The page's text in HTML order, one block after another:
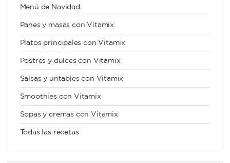
Menú de Navidad
Panes y masas con Vitamix
Platos principales con Vitamix
Postres y dulces con Vitamix
Salsas y untables con Vitamix
Smoothies con Vitamix
Sopas y cremas con Vitamix
Todas las recetas